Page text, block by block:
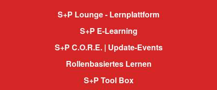
S+P Lounge - Lernplattform
S+P E-Learning
S+P C.O.R.E. | Update-Events
Rollenbasiertes Lernen
S+P Tool Box